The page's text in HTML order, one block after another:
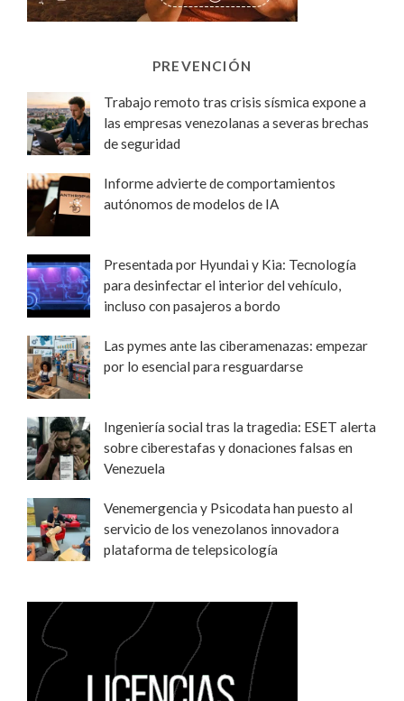
PREVENCIÓN
Trabajo remoto tras crisis sísmica expone a
las empresas venezolanas a severas brechas
de seguridad
Informe advierte de comportamientos
autónomos de modelos de IA
Presentada por Hyundai y Kia: Tecnología
para desinfectar el interior del vehículo,
incluso con pasajeros a bordo
Las pymes ante las ciberamenazas: empezar
por lo esencial para resguardarse
Ingeniería social tras la tragedia: ESET alerta
sobre ciberestafas y donaciones falsas en
Venezuela
Venemergencia y Psicodata han puesto al
servicio de los venezolanos innovadora
plataforma de telepsicología